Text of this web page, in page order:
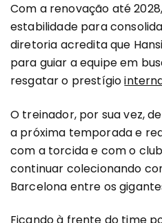
Com a renovação até
estabilidade para
diretoria acredita que
para guiar a equipe em
resgatar o prestígio
O treinador, por sua vez,
a próxima temporada e
com a torcida e com o
continuar colecionando
Barcelona entre os